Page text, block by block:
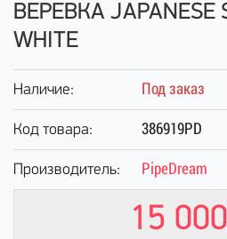
ВЕРЕВКА JAPANESE
WHITE
Наличие: Под заказ
Код товара: 386919PD
Производитель: PipeDream
15 000